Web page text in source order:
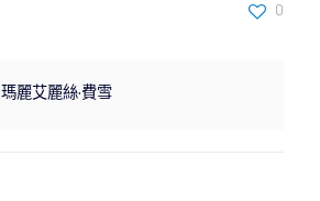
0
瑪麗艾麗絲·費雪